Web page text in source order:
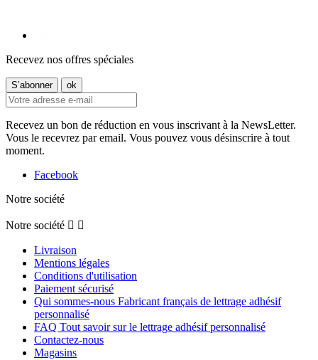
Recevez nos offres spéciales
Recevez un bon de réduction en vous inscrivant à la NewsLetter.
Vous le recevrez par email. Vous pouvez vous désinscrire à tout
moment.
Facebook
Notre société
Notre société  
Livraison
Mentions légales
Conditions d'utilisation
Paiement sécurisé
Qui sommes-nous Fabricant français de lettrage adhésif
personnalisé
FAQ Tout savoir sur le lettrage adhésif personnalisé
Contactez-nous
Magasins